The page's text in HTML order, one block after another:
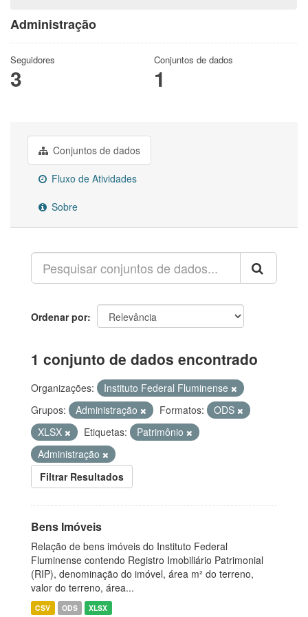
Administração
Seguidores
3
Conjuntos de dados
1
Conjuntos de dados
Fluxo de Atividades
Sobre
Ordenar por
1 conjunto de dados encontrado
Organizações:
Instituto Federal Fluminense
Grupos:
Administração Formatos:
ODS
XLSX
Etiquetas:
Patrimônio
Administração
Filtrar Resultados
Bens Imóveis
Relação de bens imóveis do Instituto Federal
Fluminense contendo Registro Imobiliário Patrimonial
(RIP), denominação do imóvel, área m² do terreno,
valor do terreno, área...
CSV ODS XLSX